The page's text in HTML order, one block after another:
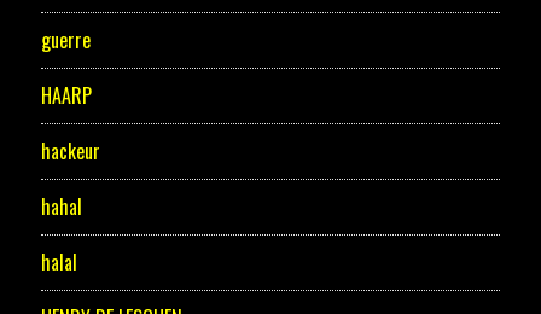
guerre
HAARP
hackeur
hahal
halal